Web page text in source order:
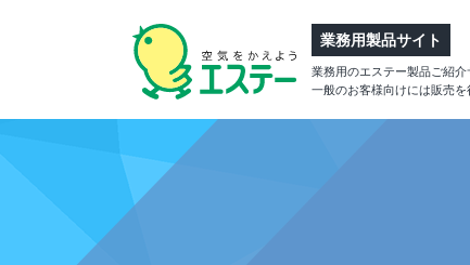
業務用製品サイト
業務用のエステー製品ご紹介
一般のお客様向けには販売を